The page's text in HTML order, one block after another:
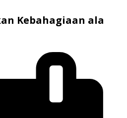
Kebahagiaan ala